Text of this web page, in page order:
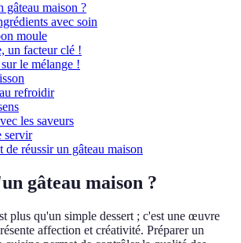
gâteau maison ?
avec soin
moule
un facteur clé !
le mélange !
refroidir
les saveurs
servir
de réussir un gâteau maison
gâteau maison ?
plus qu'un simple dessert ; c'est une œuvre
affection et créativité. Préparer un